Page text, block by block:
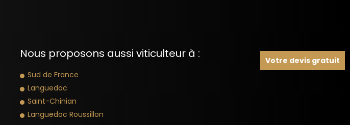
Nous proposons aussi viticulteur à :
Sud de France
Languedoc
Saint-Chinian
Languedoc Roussillon
Votre devis gratuit